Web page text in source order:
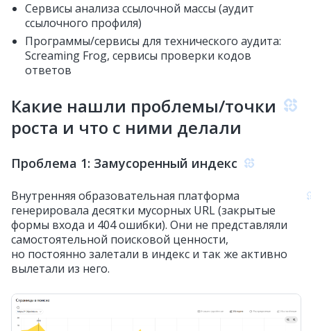
Сервисы анализа ссылочной массы (аудит
ссылочного профиля)
Программы/сервисы для технического аудита:
Screaming Frog, сервисы проверки кодов
ответов
Какие нашли проблемы/точки
роста и что с ними делали
Проблема 1: Замусоренный индекс
Внутренняя образовательная платформа
генерировала десятки мусорных URL (закрытые
формы входа и 404 ошибки). Они не представляли
самостоятельной поисковой ценности,
но постоянно залетали в индекс и так же активно
вылетали из него.